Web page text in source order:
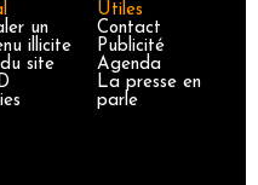
un
illicite
site
Utiles
Contact
Publicité
Agenda
La presse en
parle